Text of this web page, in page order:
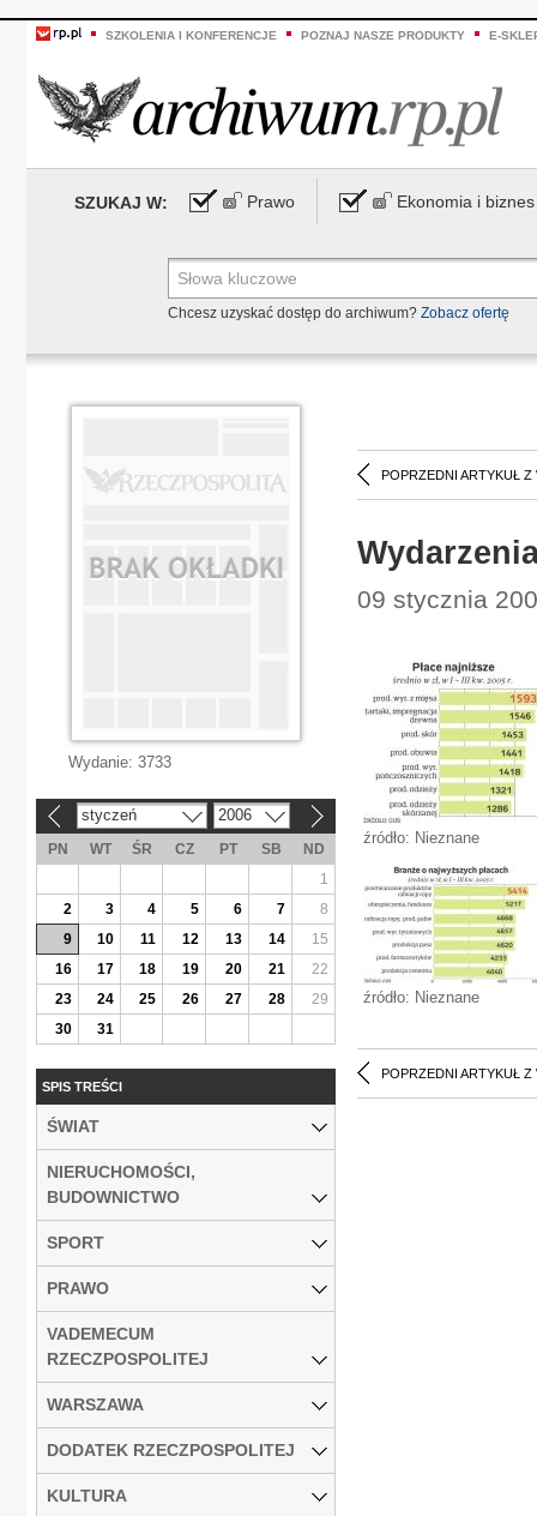
SZKOLENIA I KONFERENCJE POZNAJ NASZE PRODUKTY E-
SZUKAJ W: Prawo Ekonomia i biznes
Chcesz uzyskać dostęp do archiwum? Zobacz ofertę
POPRZEDNI ARTYKUŁ Z
09 stycznia
źródło: Nieznane
źródło: Nieznane
POPRZEDNI ARTYKUŁ Z
Wydanie: 3733
styczeń 2006
PN WT ŚR CZ PT SB
ND
1
2
3 4 5 6 7
8
9
10 11 12 13 14
15
16
17 18 19 20 21
22
23
24 25 26 27 28
29
30
31
SPIS TREŚCI
ŚWIAT
NIERUCHOMOŚCI,
BUDOWNICTWO
SPORT
PRAWO
VADEMECUM
RZECZPOSPOLITEJ
WARSZAWA
DODATEK RZECZPOSPOLITEJ
KULTURA